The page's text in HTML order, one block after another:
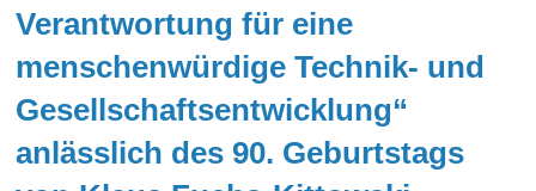
Verantwortung für eine
menschenwürdige Technik- und
Gesellschaftsentwicklung“
anlässlich des 90. Geburtstags